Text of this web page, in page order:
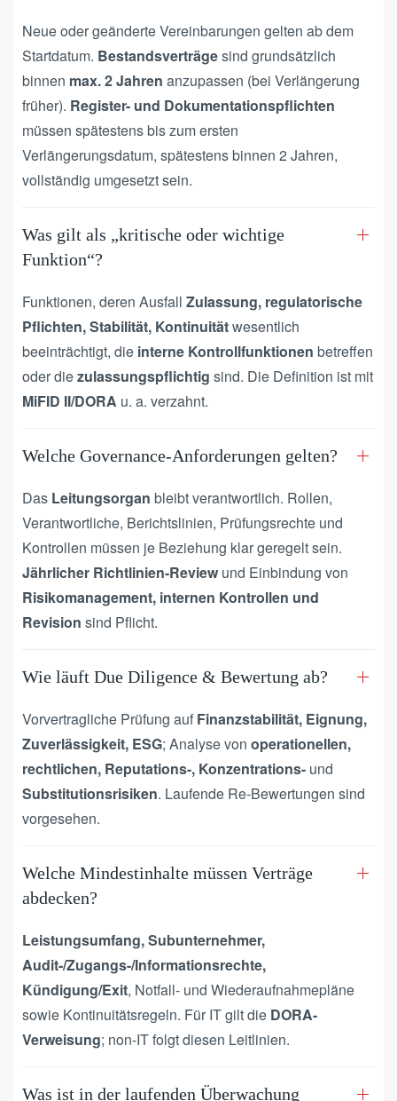
Neue oder geänderte Vereinbarungen gelten ab dem
Startdatum. Bestandsverträgesind grundsätzlich
binnen max. 2 Jahren anzupassen (bei Verlängerung
früher). Register- und Dokumentationspflichten
müssen spätestens bis zum ersten
Verlängerungsdatum, spätestens binnen 2 Jahren,
vollständig umgesetzt sein.
Was gilt als „kritische oder wichtige
Funktion“?
Funktionen, deren Ausfall Zulassung, regulatorische
Pflichten, Stabilität, Kontinuitätwesentlich
beeinträchtigt, die interne Kontrollfunktionen betreffen
oder diezulassungspflichtig sind. Die Definition ist mit
MiFID II/DORA u. a. verzahnt.
Welche Governance-Anforderungen gelten?
Das Leitungsorgan bleibt verantwortlich. Rollen,
Verantwortliche, Berichtslinien, Prüfungsrechte und
Kontrollen müssen je Beziehung klar geregelt sein.
Jährlicher Richtlinien-Review und Einbindung von
Risikomanagement, internen Kontrollen und
Revision sind Pflicht.
Wie läuft Due Diligence & Bewertung ab?
Vorvertragliche Prüfung auf Finanzstabilität, Eignung,
Zuverlässigkeit, ESG; Analyse von operationellen,
rechtlichen, Reputations-, Konzentrations- und
Substitutionsrisiken. Laufende Re-Bewertungen sind
vorgesehen.
Welche Mindestinhalte müssen Verträge
abdecken?
Leistungsumfang, Subunternehmer,
Audit-/Zugangs-/Informationsrechte,
Kündigung/Exit, Notfall- und Wiederaufnahmepläne
sowie Kontinuitätsregeln. Für IT gilt die DORA-
Verweisung; non-IT folgt diesen Leitlinien.
Was ist in der laufenden Überwachung